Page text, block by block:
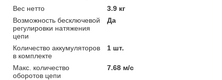
Вес нетто
3.9 кг
Возможность бесключевой
регулировки натяжения
цепи
Да
Количество аккумуляторов
в комплекте
1 шт.
Макс. количество
оборотов цепи
7.68 м/с